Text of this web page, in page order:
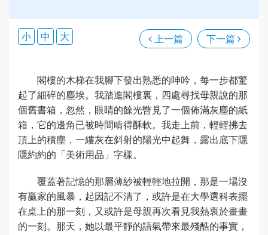
上一篇 下一篇
小 中 大
閣樓的木梯在我腳下發出熟悉的呻吟，每一步都驚
起了細碎的塵埃。我踏進閣樓裏，四處尋找母親說的那
個舊書箱，忽然，眼睛的餘光瞥見了一個佈滿灰塵的紙
箱，它的邊角已被時間啃得酥軟。我走上前，輕輕拂去
頂上的積塵，一縷灰在斜射的陽光中起舞，露出底下隱
隱約約的「美術用品」字樣。
覆蓋著記憶的那層薄紗被輕輕地拉開，那是一場沒
有贏家的風暴，起因記不清了，或許是在大學選科表擺
在桌上的那一刻，又或許是母親再次看見我熱衷於畫畫
的一刻。那天，她以最平靜的語氣帶來最殘酷的事實，